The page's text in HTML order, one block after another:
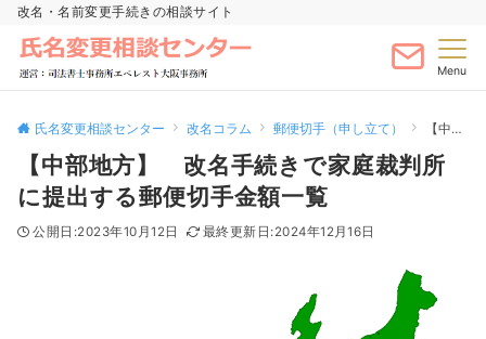
改名・名前変更手続きの相談サイト
Menu
氏名変更相談センター 改名コラム 郵便切手（申し立て） 【中部地方】 改名手続きで家庭裁判所に提出する郵便切手金額一覧
【中部地方】 改名手続きで家庭裁判所
に提出する郵便切手金額一覧
2023年10月12日 2024年12月16日